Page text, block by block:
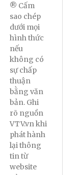
® Cấm
sao chép
dưới mọi
hình thức
nếu
không có
sự chấp
thuận
bằng văn
bản. Ghi
rõ nguồn
VTV.vn khi
phát hành
lại thông
tin từ
website